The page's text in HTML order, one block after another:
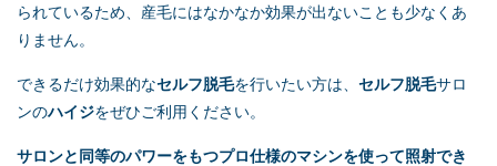
られているため、産毛にはなかなか効果が出ないことも少なくあ
りません。
できるだけ効果的なセルフ脱毛を行いたい方は、 セルフ脱毛サロ
ンのハイジをぜひご利用ください。
サロンと同等のパワーをもつプロ仕様のマシンを使って照射でき